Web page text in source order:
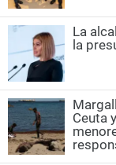
La
la
Ceuta